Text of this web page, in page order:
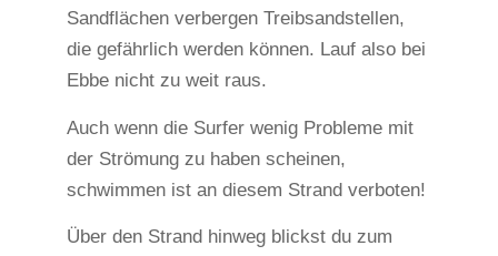
Sandflächen verbergen Treibsandstellen,
die gefährlich werden können. Lauf also bei
Ebbe nicht zu weit raus.
Auch wenn die Surfer wenig Probleme mit
der Strömung zu haben scheinen,
schwimmen ist an diesem Strand verboten!
Über den Strand hinweg blickst du zum